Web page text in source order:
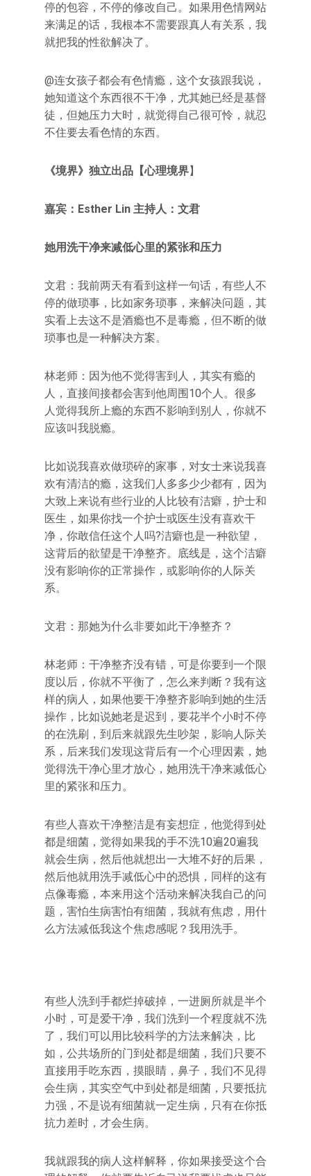
停的包容，不停的修改自己。如果用色情网站
来满足的话，我根本不需要跟真人有关系，我
就把我的性欲解决了。
@连女孩子都会有色情瘾，这个女孩跟我说，
她知道这个东西很不干净，尤其她已经是基督
徒，但她压力大时，就觉得自己很可怜，就忍
不住要去看色情的东西。
《境界》独立出品【心理境界】
嘉宾：Esther Lin 主持人：文君
她用洗干净来减低心里的紧张和压力
文君：我前两天有看到这样一句话，有些人不
停的做琐事，比如家务琐事，来解决问题，其
实看上去这不是酒瘾也不是毒瘾，但不断的做
琐事也是一种解决方案。
林老师：因为他不觉得害到人，其实有瘾的
人，直接间接都会害到他周围10个人。很多
人觉得我所上瘾的东西不影响到别人，你就不
应该叫我脱瘾。
比如说我喜欢做琐碎的家事，对女士来说我喜
欢有清洁的瘾，这我们人多多少少都有，因为
大致上来说有些行业的人比较有洁癖，护士和
医生，如果你找一个护士或医生没有喜欢干
净，你敢信任这个人吗?洁癖也是一种欲望，
这背后的欲望是干净整齐。底线是，这个洁癖
没有影响你的正常操作，或影响你的人际关
系。
文君：那她为什么非要如此干净整齐？
林老师：干净整齐没有错，可是你要到一个限
度以后，你就不平衡了，怎么来判断？我有这
样的病人，如果他要干净整齐影响到她的生活
操作，比如说她老是迟到，要花半个小时不停
的在洗刷，到后来就跟先生吵架，影响人际关
系，后来我们发现这背后有一个心理因素，她
觉得洗干净心里才放心，她用洗干净来减低心
里的紧张和压力。
有些人喜欢干净整洁是有妄想症，他觉得到处
都是细菌，觉得如果我的手不洗10遍20遍我
就会生病，然后他就想出一大堆不好的后果，
然后他就用洗手减低心中的恐惧，同样的这有
点像毒瘾，本来用这个活动来解决我自己的问
题，害怕生病害怕有细菌，我就有焦虑，用什
么方法减低我这个焦虑感呢？我用洗手。
有些人洗到手都烂掉破掉，一进厕所就是半个
小时，可是爱干净，我们洗到一个程度就不洗
了，我们可以用比较科学的方法来解决，比
如，公共场所的门到处都是细菌，我们只要不
直接用手吃东西，摸眼睛，鼻子，我们不见得
会生病，其实空气中到处都是细菌，只要抵抗
力强，不是说有细菌就一定生病，只有在你抵
抗力差时，才会生病。
我就跟我的病人这样解释，你如果接受这个合